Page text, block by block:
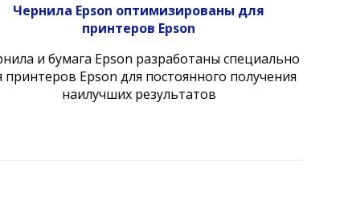
Чернила Epson оптимизированы для
принтеров Epson
и бумага Epson разработаны специально
принтеров Epson для постоянного получения
наилучших результатов